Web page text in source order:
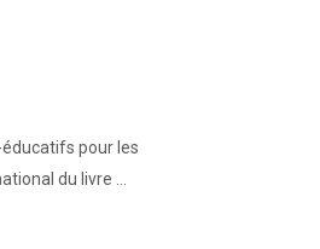
éducatifs pour les
du livre ...